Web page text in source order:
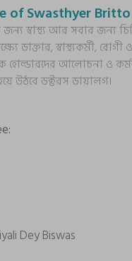
of Swasthyer
স্বাস্থ্য আর সবার জন্য
ডাক্তার, স্বাস্থ্যকর্মী,
হোল্ডারদের আলোচনা ও
উঠবে ডক্টরস ডায়ালগ।
Dey Biswas